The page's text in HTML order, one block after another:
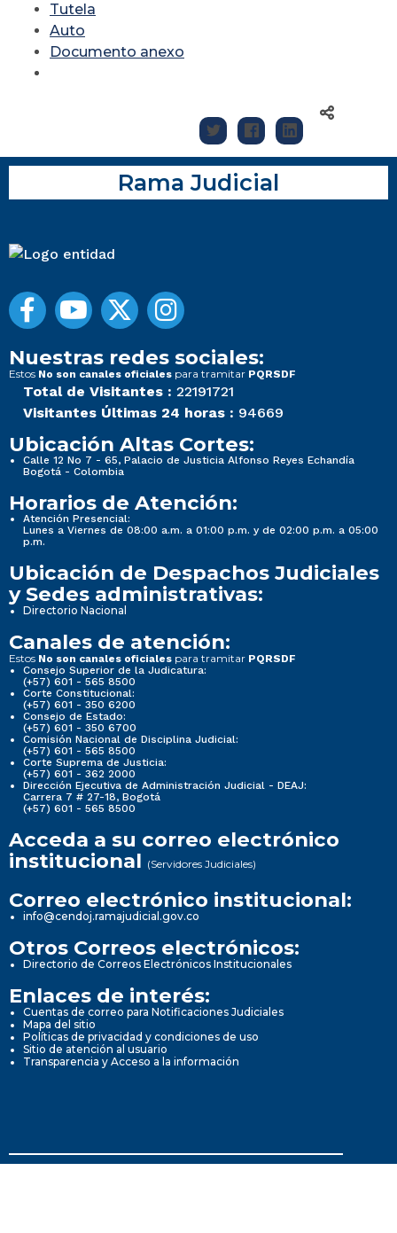
Tutela
Auto
Documento anexo
Rama Judicial
Nuestras redes sociales:
Estos No son canales oficiales para tramitar PQRSDF
Total de Visitantes : 22191721
Visitantes Últimas 24 horas : 94669
Ubicación Altas Cortes:
Calle 12 No 7 - 65, Palacio de Justicia Alfonso Reyes Echandía
Bogotá - Colombia
Horarios de Atención:
Atención Presencial:
Lunes a Viernes de 08:00 a.m. a 01:00 p.m. y de 02:00 p.m. a 05:00
p.m.
Ubicación de Despachos Judiciales
y Sedes administrativas:
Directorio Nacional
Canales de atención:
Estos No son canales oficiales para tramitar PQRSDF
Consejo Superior de la Judicatura:
(+57) 601 - 565 8500
Corte Constitucional:
(+57) 601 - 350 6200
Consejo de Estado:
(+57) 601 - 350 6700
Comisión Nacional de Disciplina Judicial:
(+57) 601 - 565 8500
Corte Suprema de Justicia:
(+57) 601 - 362 2000
Dirección Ejecutiva de Administración Judicial - DEAJ:
Carrera 7 # 27-18, Bogotá
(+57) 601 - 565 8500
Acceda a su correo electrónico
institucional (Servidores Judiciales)
Correo electrónico institucional:
info@cendoj.ramajudicial.gov.co
Otros Correos electrónicos:
Directorio de Correos Electrónicos Institucionales
Enlaces de interés:
Cuentas de correo para Notificaciones Judiciales
Mapa del sitio
Políticas de privacidad y condiciones de uso
Sitio de atención al usuario
Transparencia y Acceso a la información